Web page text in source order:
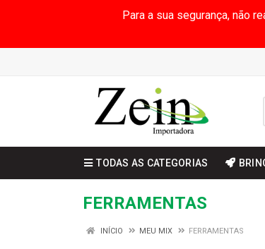
Para a sua segurança, não
TODAS AS CATEGORIAS
FERRAMENTAS
INÍCIO MEU MIX FERRAMENTAS